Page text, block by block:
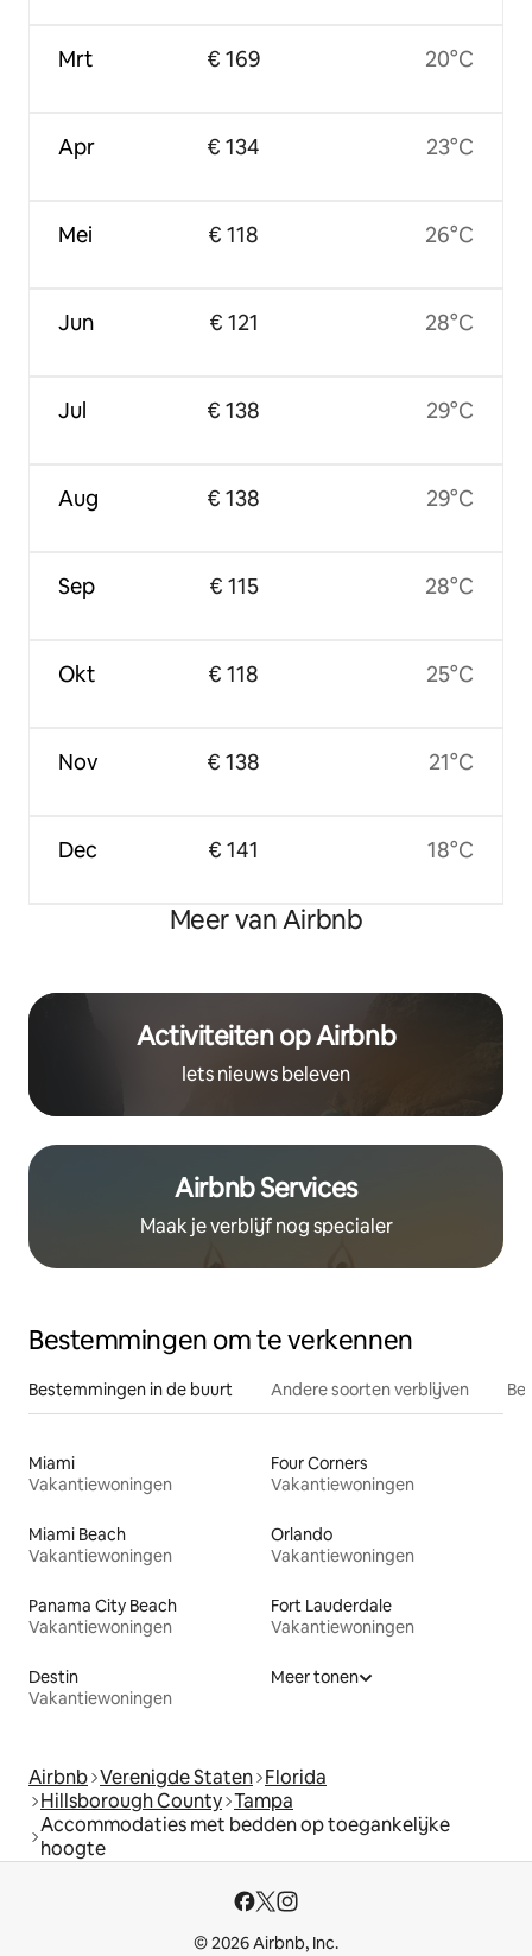
Mrt
Apr
Mei
Jun
Jul
Aug
Sep
Okt
Nov
Dec
€ 169
€ 134
€ 118
€ 121
€ 138
€ 138
€ 115
€ 118
€ 138
€ 141
20°C
23°C
26°C
28°C
29°C
29°C
28°C
25°C
21°C
18°C
Meer van Airbnb
Activiteiten op Airbnb
Iets nieuws beleven
Airbnb Services
Maak je verblijf nog specialer
Bestemmingen om te verkennen
Bestemmingen in de buurt Andere soorten verblijven
Miami
Vakantiewoningen
Four Corners
Vakantiewoningen
Miami Beach
Vakantiewoningen
Orlando
Vakantiewoningen
Panama City Beach
Vakantiewoningen
Fort Lauderdale
Vakantiewoningen
Destin
Vakantiewoningen
Meer tonen
Airbnb Verenigde Staten Florida
Hillsborough County Tampa
Accommodaties met bedden op toegankelijke
hoogte
© 2026 Airbnb, Inc.